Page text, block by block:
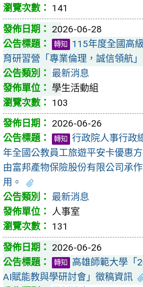
141
2026-06-28
轉知
115年度全國高
育研習營「專業倫理，誠信領航」
最新消息
學生活動組
103
2026-06-26
轉知
行政院人事行政
年全國公教員工旅遊平安卡優惠
由富邦產物保險股份有限公司承
用。
最新消息
人事室
131
2026-06-26
轉知
高雄師範大學「
AI賦能教與學研討會」徵稿資訊